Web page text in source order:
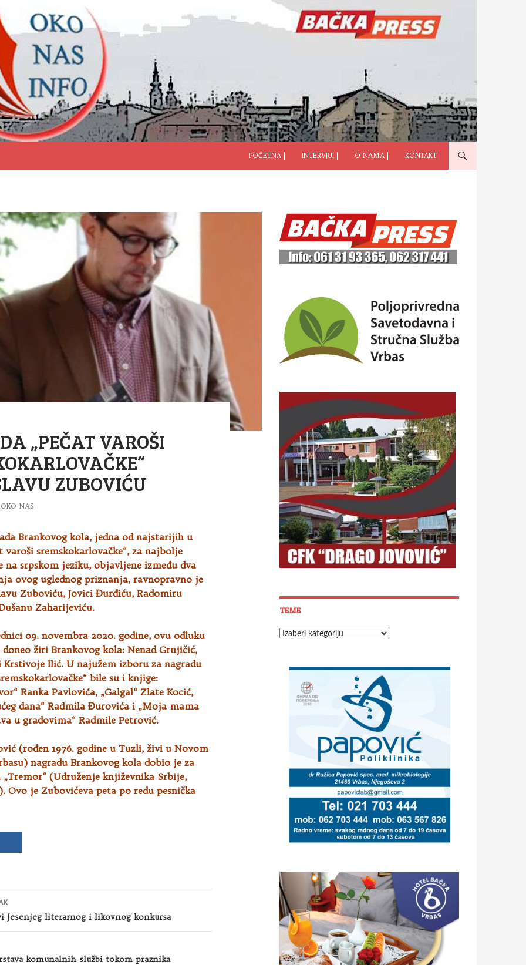
POČETNA |
INTERVJUI | O NAMA | KONTAKT |
„PEČAT VAROŠI
ZUBOVIĆU
OKO NAS
Brankovog kola, jedna od najstarijih u
varoši sremskokarlovačke“, za najbolje
na srpskom jeziku, objavljene između dva
ovog uglednog priznanja, ravnopravno je
Zuboviću, Jovici Đurđiću, Radomiru
Zaharijeviću.
09. novembra 2020. godine, ovu odluku
doneo žiri Brankovog kola: Nenad Grujičić,
Krstivoje Ilić. U najužem izboru za nagradu
bile su i knjige:
Ranka Pavlovića, „Galgal“ Zlate Kocić,
dana“ Radmila Đurovića i „Moja mama
u gradovima“ Radmile Petrović.
(rođen 1976. godine u Tuzli, živi u Novom
nagradu Brankovog kola dobio je za
„Tremor“ (Udruženje književnika Srbije,
Ovo je Zubovićeva peta po redu pesnička
Jesenjeg literarnog i likovnog konkursa
komunalnih službi tokom praznika
TEME
Teme